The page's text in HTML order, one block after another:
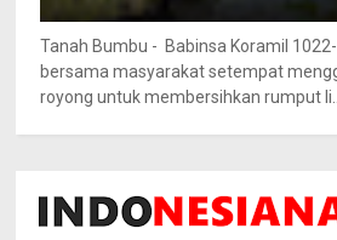
Tanah Bumbu - Babinsa Koramil
bersama masyarakat setempat
royong untuk membersihkan rumput li...